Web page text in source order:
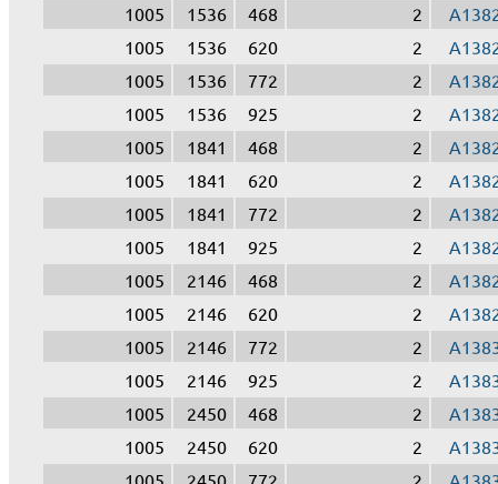
1005 1536 468 2
1005
1536 620 2
1005
1536 772 2
1005
1536 925 2
1005
1841 468 2
1005
1841 620 2
1005
1841 772 2
1005
1841 925 2
1005
2146 468 2
1005
2146 620 2
1005
2146 772 2
1005
2146 925 2
1005
2450 468 2
1005
2450 620 2
1005
2450 772 2